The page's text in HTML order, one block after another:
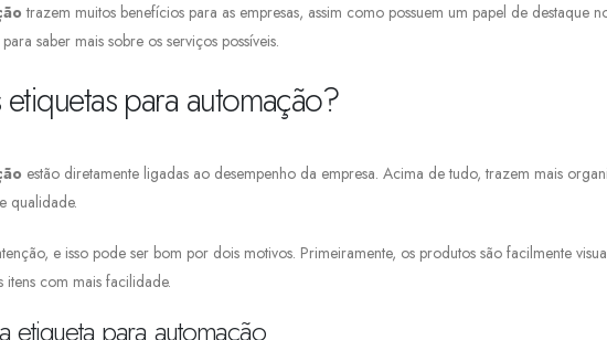
trazem muitos benefícios para as empresas, assim como possuem um papel de destaque
saber mais sobre os serviços possíveis.
etiquetas para automação?
estão diretamente ligadas ao desempenho da empresa. Acima de tudo, trazem mais
qualidade.
e isso pode ser bom por dois motivos. Primeiramente, os produtos são facilmente
com mais facilidade.
etiqueta para automação